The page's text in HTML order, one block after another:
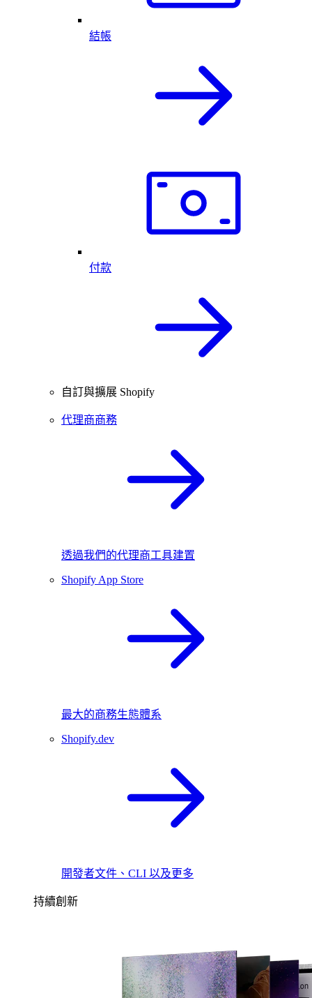
結帳
付款
自訂與擴展 Shopify
代理商商務
透過我們的代理商工具建置
Shopify App Store
最大的商務生態體系
Shopify.dev
開發者文件、CLI 以及更多
持續創新